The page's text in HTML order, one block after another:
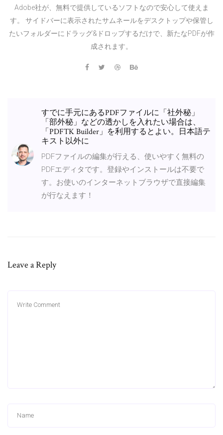
Adobe社が、無料で提供しているソフトなので安心して使えま
す。 サイドバーに表示されたサムネールをデスクトップや保管し
たいフォルダーにドラッグ&ドロップするだけで、新たなPDFが作
成されます。
すでに手元にあるPDFファイルに「社外秘」
「部外秘」などの透かしを入れたい場合は、
「PDFTK Builder」を利用するとよい。日本語テ
キスト以外に
PDFファイルの編集が行える、使いやすく無料の
PDFエディタです。登録やインストールは不要で
す。お使いのインターネットブラウザで直接編集
が行なえます！
Leave a Reply